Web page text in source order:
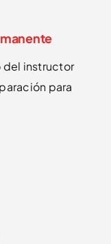
del instructor
para